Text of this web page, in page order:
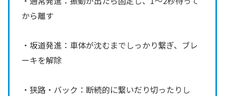
から離す
・坂道発進：車体が沈むまでしっかり繋ぎ、ブレ
ーキを解除
・狭路・バック：断続的に繋いだり切ったりし